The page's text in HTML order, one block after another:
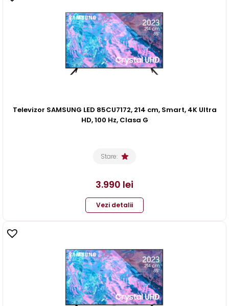
Televizor SAMSUNG LED 85CU7172, 214 cm, Smart, 4K Ultra
HD, 100 Hz, Clasa G
Stare:
3.990 lei
Vezi detalii